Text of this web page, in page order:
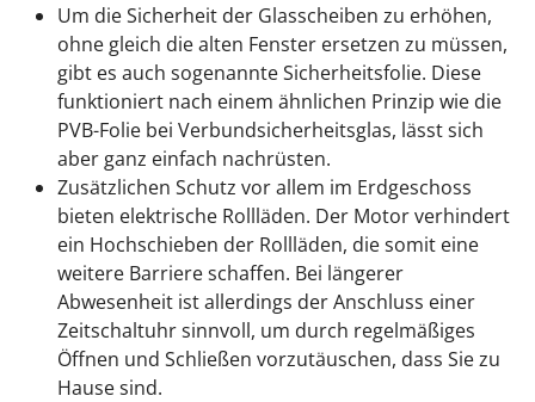
Um die Sicherheit der Glasscheiben zu erhöhen,
ohne gleich die alten Fenster ersetzen zu müssen,
gibt es auch sogenannte Sicherheitsfolie. Diese
funktioniert nach einem ähnlichen Prinzip wie die
PVB-Folie bei Verbundsicherheitsglas, lässt sich
aber ganz einfach nachrüsten.
Zusätzlichen Schutz vor allem im Erdgeschoss
bieten elektrische Rollläden. Der Motor verhindert
ein Hochschieben der Rollläden, die somit eine
weitere Barriere schaffen. Bei längerer
Abwesenheit ist allerdings der Anschluss einer
Zeitschaltuhr sinnvoll, um durch regelmäßiges
Öffnen und Schließen vorzutäuschen, dass Sie zu
Hause sind.